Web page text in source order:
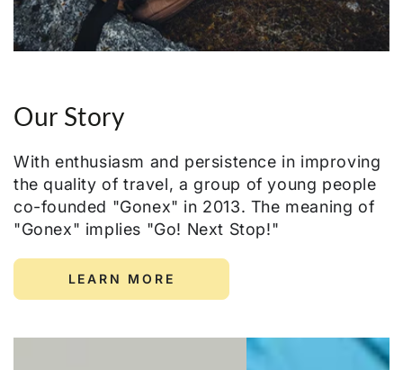
Our Story
With enthusiasm and persistence in improving
the quality of travel, a group of young people
co-founded "Gonex" in 2013. The meaning of
"Gonex" implies "Go! Next Stop!"
LEARN MORE